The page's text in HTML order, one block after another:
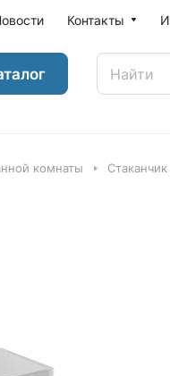
Контакты
комнаты